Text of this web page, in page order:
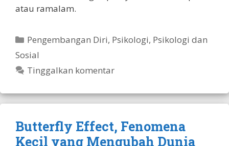
atau ramalam.
Kategori
Pengembangan Diri, Psikologi, Psikologi dan
Sosial
Tinggalkan komentar
Butterfly Effect, Fenomena
Kecil yang Mengubah Dunia